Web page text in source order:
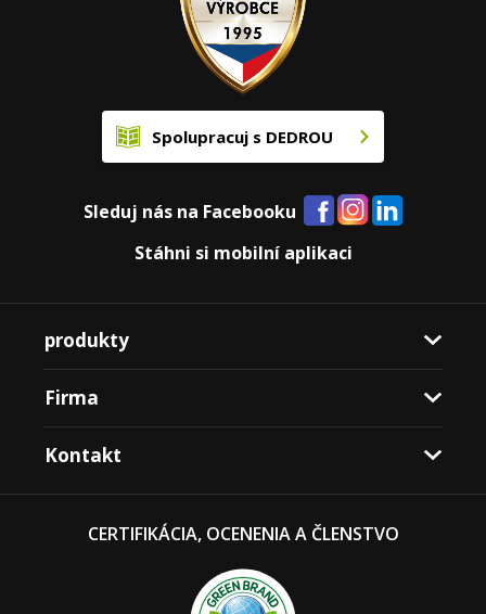
Spolupracuj s DEDROU
Sleduj nás na Facebooku
Stáhni si mobilní aplikaci
produkty
Firma
Kontakt
CERTIFIKÁCIA, OCENENIA A ČLENSTVO